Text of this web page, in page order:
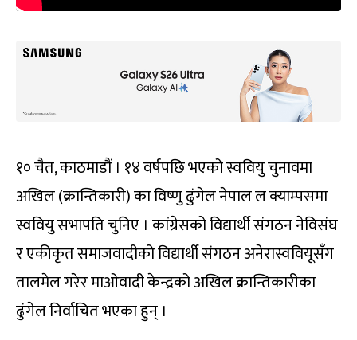
१० चैत, काठमाडौं । १४ वर्षपछि भएको स्ववियु चुनावमा
अखिल (क्रान्तिकारी) का विष्णु ढुंगेल नेपाल ल क्याम्पसमा
स्ववियु सभापति चुनिए । कांग्रेसको विद्यार्थी संगठन नेविसंघ
र एकीकृत समाजवादीको विद्यार्थी संगठन अनेरास्ववियूसँग
तालमेल गरेर माओवादी केन्द्रको अखिल क्रान्तिकारीका
ढुंगेल निर्वाचित भएका हुन् ।